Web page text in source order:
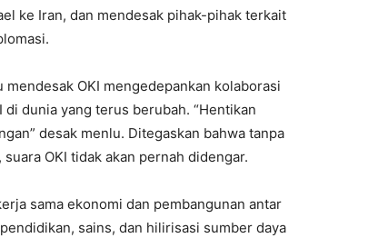
ke Iran, dan mendesak pihak-pihak terkait
OKI mengedepankan kolaborasi
dunia yang terus berubah. “Hentikan
desak menlu. Ditegaskan bahwa tanpa
OKI tidak akan pernah didengar.
sama ekonomi dan pembangunan antar
sains, dan hilirisasi sumber daya